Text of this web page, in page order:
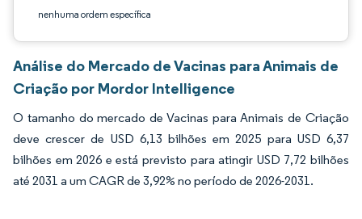
nenhuma ordem específica
Análise do Mercado de Vacinas para Animais de
Criação por Mordor Intelligence
O tamanho do mercado de Vacinas para Animais de Criação
deve crescer de USD 6,13 bilhões em 2025 para USD 6,37
bilhões em 2026 e está previsto para atingir USD 7,72 bilhões
até 2031 a um CAGR de 3,92% no período de 2026-2031.